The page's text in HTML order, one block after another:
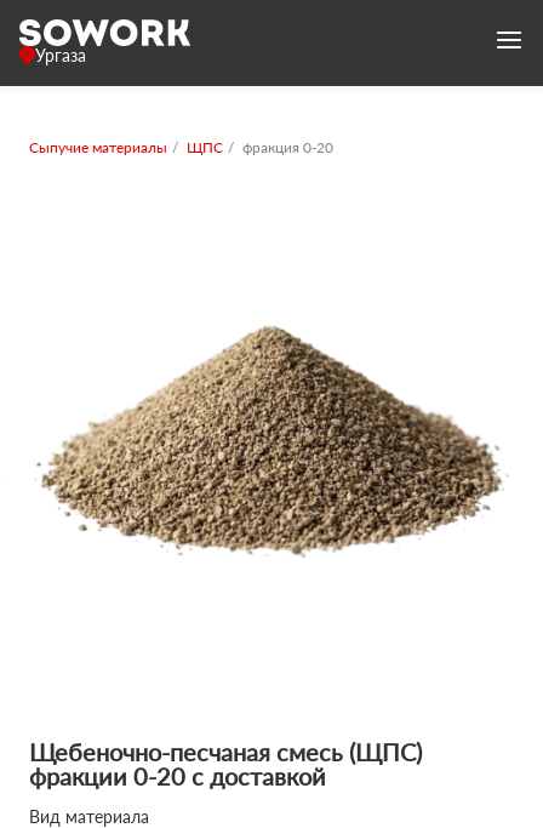
Ургаза
Сыпучие материалы ЩПС фракция 0-20
Щебеночно-песчаная смесь (ЩПС)
фракции 0-20 с доставкой
Вид материала